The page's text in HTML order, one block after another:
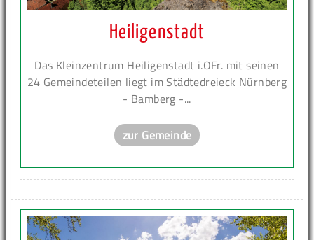
Heiligenstadt
Das Kleinzentrum Heiligenstadt i.OFr. mit seinen
24 Gemeindeteilen liegt im Städtedreieck Nürnberg
- Bamberg -...
zur Gemeinde